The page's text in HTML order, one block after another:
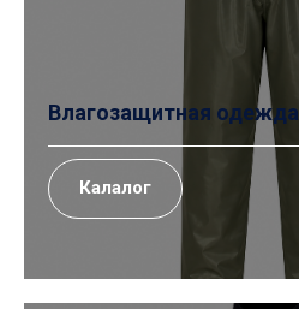
Влагозащитная одежда
Калалог